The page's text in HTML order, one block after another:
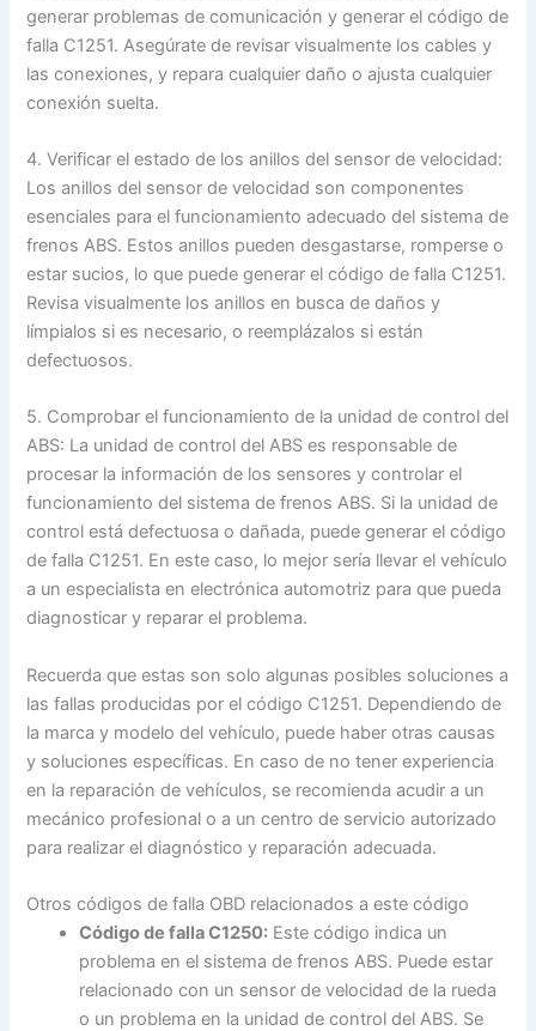
generar problemas de comunicación y generar el código de
falla C1251. Asegúrate de revisar visualmente los cables y
las conexiones, y repara cualquier daño o ajusta cualquier
conexión suelta.
4. Verificar el estado de los anillos del sensor de velocidad:
Los anillos del sensor de velocidad son componentes
esenciales para el funcionamiento adecuado del sistema de
frenos ABS. Estos anillos pueden desgastarse, romperse o
estar sucios, lo que puede generar el código de falla C1251.
Revisa visualmente los anillos en busca de daños y
límpialos si es necesario, o reemplázalos si están
defectuosos.
5. Comprobar el funcionamiento de la unidad de control del
ABS: La unidad de control del ABS es responsable de
procesar la información de los sensores y controlar el
funcionamiento del sistema de frenos ABS. Si la unidad de
control está defectuosa o dañada, puede generar el código
de falla C1251. En este caso, lo mejor sería llevar el vehículo
a un especialista en electrónica automotriz para que pueda
diagnosticar y reparar el problema.
Recuerda que estas son solo algunas posibles soluciones a
las fallas producidas por el código C1251. Dependiendo de
la marca y modelo del vehículo, puede haber otras causas
y soluciones específicas. En caso de no tener experiencia
en la reparación de vehículos, se recomienda acudir a un
mecánico profesional o a un centro de servicio autorizado
para realizar el diagnóstico y reparación adecuada.
Otros códigos de falla OBD relacionados a este código
Código de falla C1250: Este código indica un
problema en el sistema de frenos ABS. Puede estar
relacionado con un sensor de velocidad de la rueda
o un problema en la unidad de control del ABS. Se